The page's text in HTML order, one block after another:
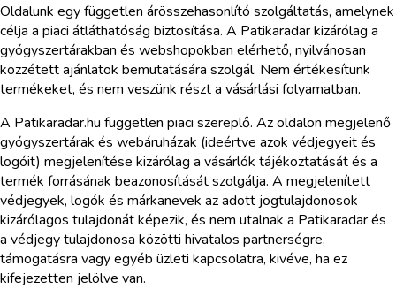
Oldalunk egy független árösszehasonlító szolgáltatás, amelynek
célja a piaci átláthatóság biztosítása. A Patikaradar kizárólag a
gyógyszertárakban és webshopokban elérhető, nyilvánosan
közzétett ajánlatok bemutatására szolgál. Nem értékesítünk
termékeket, és nem veszünk részt a vásárlási folyamatban.
A Patikaradar.hu független piaci szereplő. Az oldalon megjelenő
gyógyszertárak és webáruházak (ideértve azok védjegyeit és
logóit) megjelenítése kizárólag a vásárlók tájékoztatását és a
termék forrásának beazonosítását szolgálja. A megjelenített
védjegyek, logók és márkanevek az adott jogtulajdonosok
kizárólagos tulajdonát képezik, és nem utalnak a Patikaradar és
a védjegy tulajdonosa közötti hivatalos partnerségre,
támogatásra vagy egyéb üzleti kapcsolatra, kivéve, ha ez
kifejezetten jelölve van.